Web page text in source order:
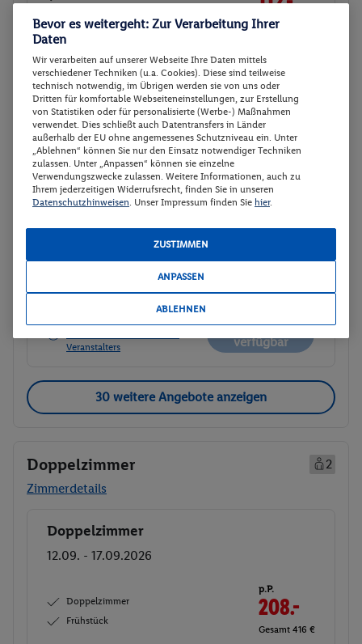
Gesamt 224 €
Veranstalter:
TUI Deutschland GmbH
Weitere Informationen des
Veranstalters
Buchen
Buchen
DOPPELZIMMER SUPERIOR MIT
STADTBLICK (2AD)
12.08. - 14.08.2026
DOPPELZIMMER SUPERIOR MIT
STADTBLICK (2AD)
p.P.
TUI Deutschland GmbH
Veranstalters
Nicht
verfügbar
30 weitere Angebote anzeigen
Doppelzimmer
2
Zimmerdetails
Buchen
Doppelzimmer
12.09. - 17.09.2026
Doppelzimmer
Frühstück
p.P.
208.-
Gesamt 416 €
Bevor es weitergeht: Zur Verarbeitung Ihrer
Daten
Wir verarbeiten auf unserer Webseite Ihre Daten mittels
verschiedener Techniken (u.a. Cookies). Diese sind teilweise
technisch notwendig, im Übrigen werden sie von uns oder
Dritten für komfortable Webseiteneinstellungen, zur Erstellung
von Statistiken oder für personalisierte (Werbe-) Maßnahmen
verwendet. Dies schließt auch Datentransfers in Länder
außerhalb der EU ohne angemessenes Schutzniveau ein. Unter
„Ablehnen“ können Sie nur den Einsatz notwendiger Techniken
zulassen. Unter „Anpassen“ können sie einzelne
Verwendungszwecke zulassen. Weitere Informationen, auch zu
Ihrem jederzeitigen Widerrufsrecht, finden Sie in unseren
Datenschutzhinweisen. Unser Impressum finden Sie hier.
ZUSTIMMEN
ANPASSEN
ABLEHNEN